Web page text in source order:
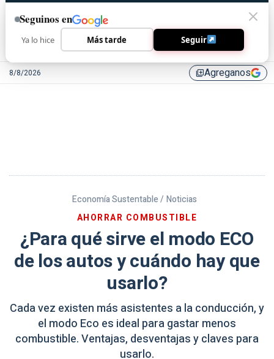
8/8/2026 library_addAgreganos
Economía Sustentable / Noticias
AHORRAR COMBUSTIBLE
¿Para qué sirve el modo ECO
de los autos y cuándo hay que
usarlo?
Cada vez existen más asistentes a la conducción, y
el modo Eco es ideal para gastar menos
combustible. Ventajas, desventajas y claves para
usarlo.
Seguinos en
Ya lo hice Más tarde Seguir